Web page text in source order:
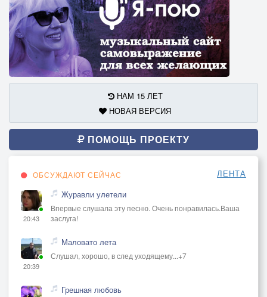
НАМ 15 ЛЕТ
НОВАЯ ВЕРСИЯ
ПОМОЩЬ ПРОЕКТУ
ОБСУЖДАЮТ СЕЙЧАС ЛЕНТА
20:43
Журавли улетели
Впервые слушала эту песню. Очень понравилась.Ваша
заслуга!
20:39
Маловато лета
Слушал, хорошо, в след уходящему...+7
Грешная любовь